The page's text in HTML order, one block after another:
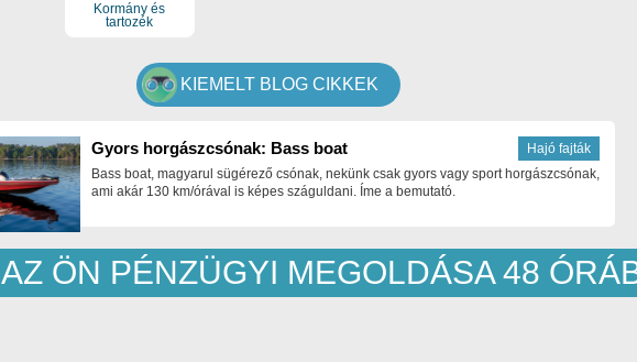
Kormány és
tartozék
KIEMELT BLOG CIKKEK
Hajó fajták
Gyors horgászcsónak: Bass boat
Bass boat, magyarul sügérező csónak, nekünk csak gyors vagy sport horgászcsónak,
ami akár 130 km/órával is képes száguldani. Íme a bemutató.
AZ ÖN PÉNZÜGYI MEGOLDÁSA 48